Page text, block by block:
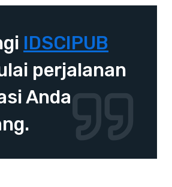
IDSCIPUB
perjalanan
Anda